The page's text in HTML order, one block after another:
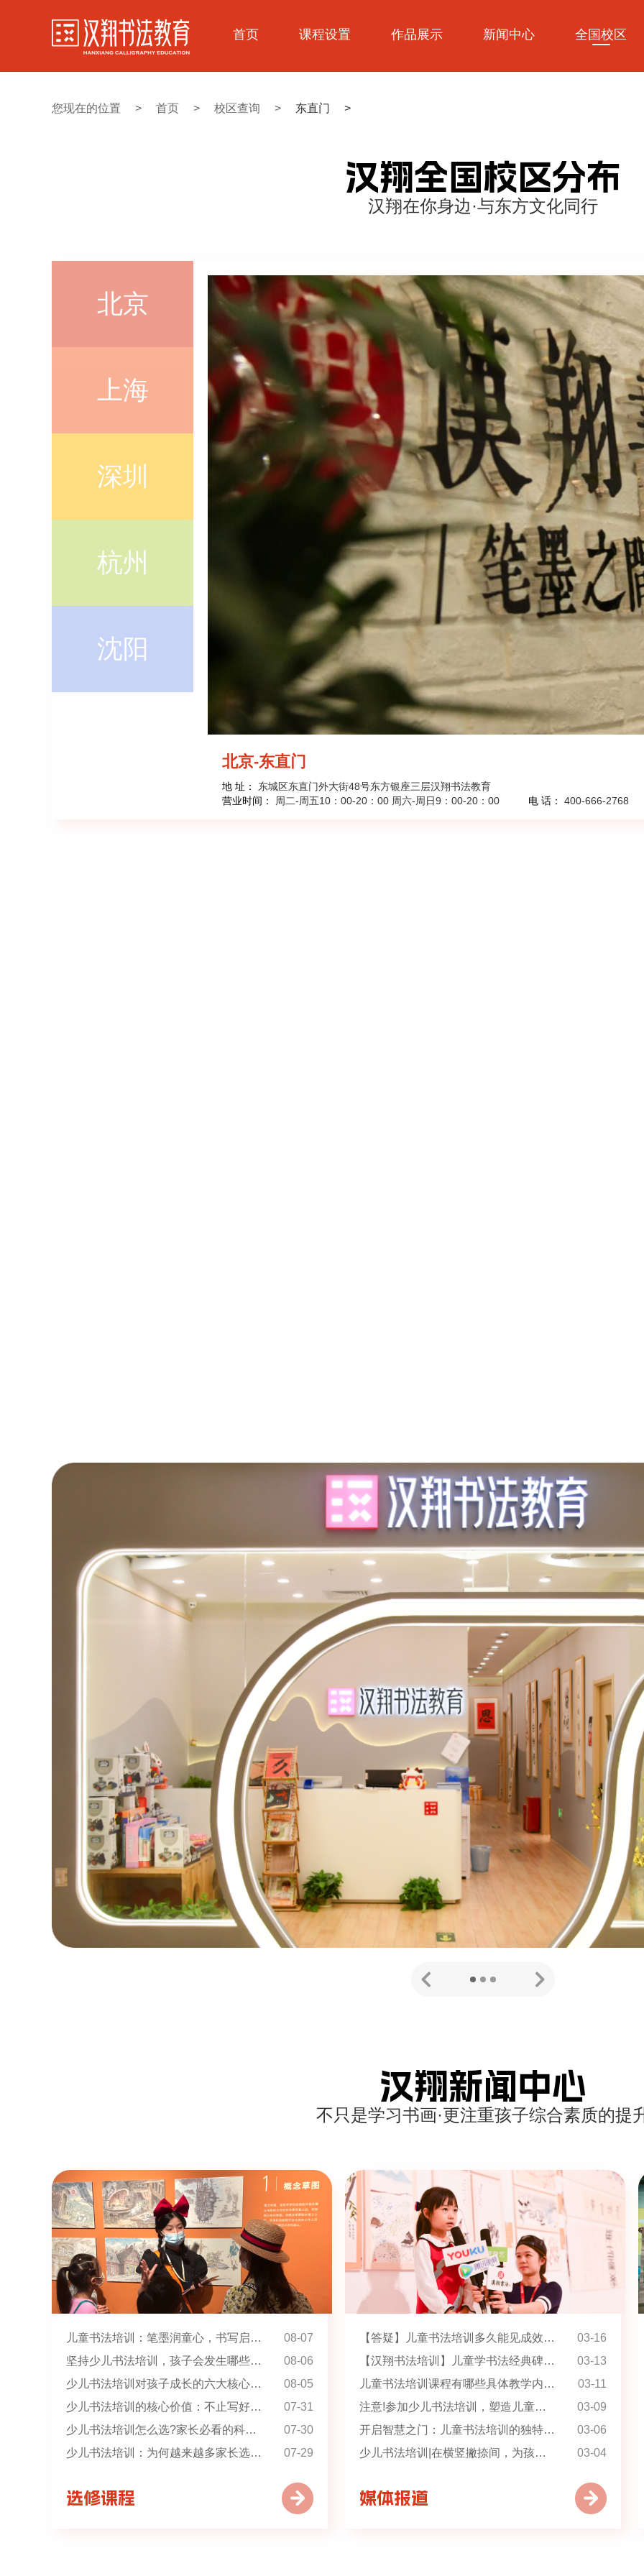
首页 课程设置 作品展示 新闻中心 全国校区
您现在的位置 > 首页 > 校区查询 > 东直门 >
汉翔全国校区分布
汉翔在你身边·与东方文化同行
北京
上海
深圳
杭州
沈阳
北京-东直门
地 址：
东城区东直门外大街48号东方银座三层汉翔书法教育
营业时间：
周二-周五10：00-20：00 周六-周日9：00-20：00 电 话： 400-666-2768
汉翔新闻中心
不只是学习书画·更注重孩子综合素质的提
儿童书法培训：笔墨润童心，书写启人生
08-07
坚持少儿书法培训，孩子会发生哪些惊人变化?
08-06
少儿书法培训对孩子成长的六大核心帮助
08-05
少儿书法培训的核心价值：不止写好字 更育好少年
07-31
少儿书法培训怎么选?家长必看的科学选择指南
07-30
少儿书法培训：为何越来越多家长选择让孩子练书法?
07-29
选修课程
【答疑】儿童书法培训多久能见成效？汉翔书法培训解读来了！
03-16
【汉翔书法培训】儿童学书法经典碑帖临摹的若干问题研究
03-13
儿童书法培训课程有哪些具体教学内容？
03-11
注意!参加少儿书法培训，塑造儿童优良品格
03-09
开启智慧之门：儿童书法培训的独特魅力
03-06
少儿书法培训|在横竖撇捺间，为孩子种下一生的美好
03-04
媒体报道